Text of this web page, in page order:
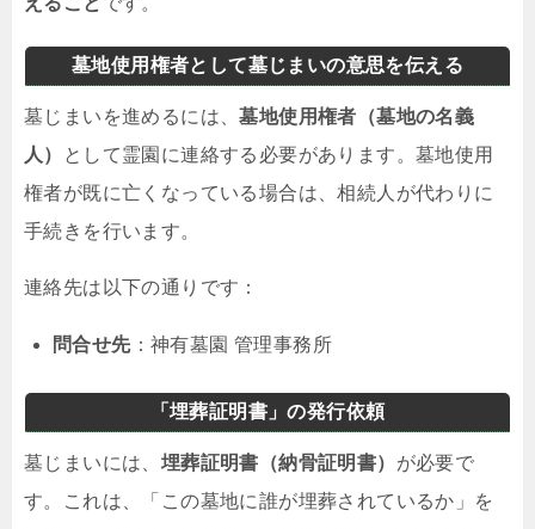
墓地使用権者として墓じまいの意思を伝える
墓じまいを進めるには、墓地使用権者（墓地の名義
人）
として霊園に連絡する必要があります。墓地使用
権者が既に亡くなっている場合は、相続人が代わりに
手続きを行います。
連絡先は以下の通りです：
問合せ先：神有墓園 管理事務所
「埋葬証明書」の発行依頼
墓じまいには、 埋葬証明書（納骨証明書） が必要で
す。これは、「この墓地に誰が埋葬されているか」を